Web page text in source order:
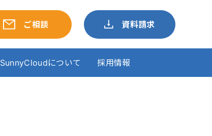
ご相談 資料請求
SunnyCloudについて 採用情報